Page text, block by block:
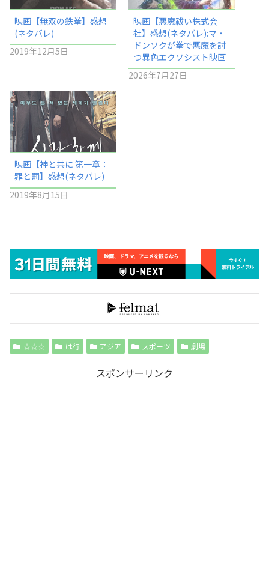
映画【無双の鉄拳】感想
(ネタバレ)
2019年12月5日
映画【悪魔祓い株式会
社】感想(ネタバレ):マ・
ドンソクが拳で悪魔を討
つ異色エクソシスト映画
2026年7月27日
映画【神と共に 第一章：
罪と罰】感想(ネタバレ)
2019年8月15日
☆☆☆ は行 アジア スポーツ 劇場
スポンサーリンク